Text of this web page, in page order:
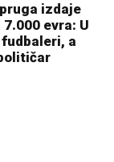
izdaje
evra: U
a